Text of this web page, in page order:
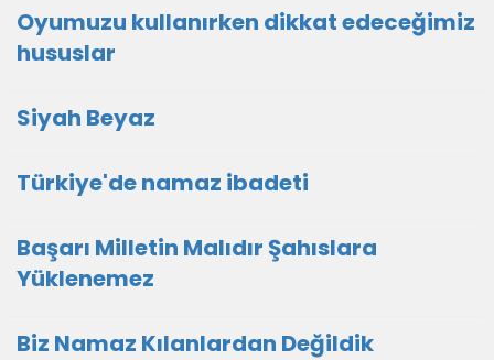
Oyumuzu kullanırken dikkat edeceğimiz
hususlar
Siyah Beyaz
Türkiye'de namaz ibadeti
Başarı Milletin Malıdır Şahıslara
Yüklenemez
Biz Namaz Kılanlardan Değildik